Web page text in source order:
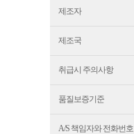
제조자
제조국
취급시 주의사항
품질보증기준
A/S 책임자와 전화번호